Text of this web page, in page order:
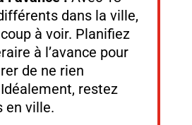
dans la ville,
à voir. Planifiez
à l’avance pour
de ne rien
restez
en ville.